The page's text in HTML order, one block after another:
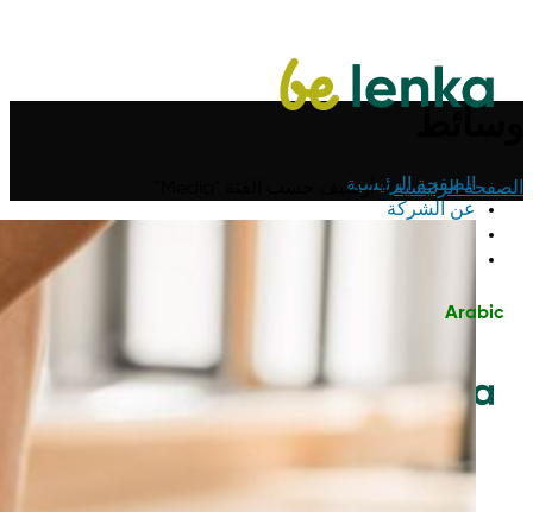
الصفحة الرئيسية
عن الشركة
Arabic
الصفحة الرئيسية»أرشيف حسب الفئة "Media"